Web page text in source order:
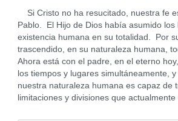
Si Cristo no ha resucitado, nuestra fe
Pablo. El Hijo de Dios había asumido
existencia humana en su totalidad. Por
trascendido, en su naturaleza humana,
Ahora está con el padre, en el eterno
los tiempos y lugares simultáneamente,
nuestra naturaleza humana es capaz de
limitaciones y divisiones que